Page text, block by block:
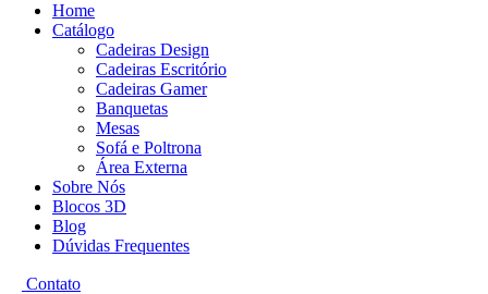
Home
Catálogo
Cadeiras Design
Cadeiras Escritório
Cadeiras Gamer
Banquetas
Mesas
Sofá e Poltrona
Área Externa
Sobre Nós
Blocos 3D
Blog
Dúvidas Frequentes
Contato